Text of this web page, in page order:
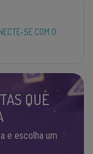
SE COM O
QUE
e escolha um